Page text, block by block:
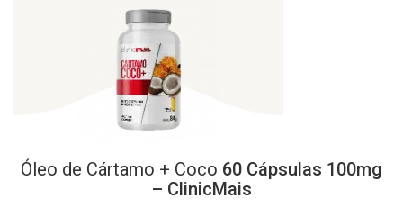
Óleo de Cártamo + Coco 60 Cápsulas 100mg
– ClinicMais